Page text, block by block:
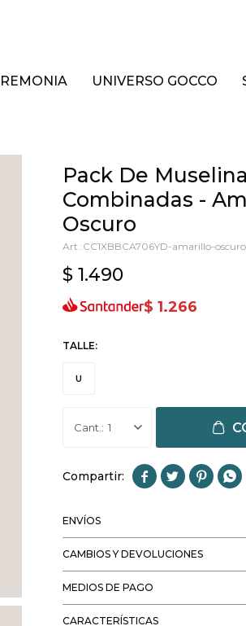
UNIVERSO GOCCO
Pack De
Combinadas -
Oscuro
CC1XBBCA706YD-amarillo-oscuro
$ 1.490
$ 1.266
TALLE:
U
1
   
ENVÍOS
CAMBIOS Y DEVOLUCIONES
MEDIOS DE PAGO
CARACTERÍSTICAS